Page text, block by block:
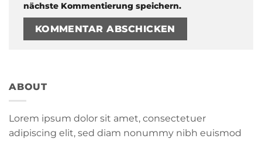
nächste Kommentierung speichern.
ABOUT
Lorem ipsum dolor sit amet, consectetuer
adipiscing elit, sed diam nonummy nibh euismod